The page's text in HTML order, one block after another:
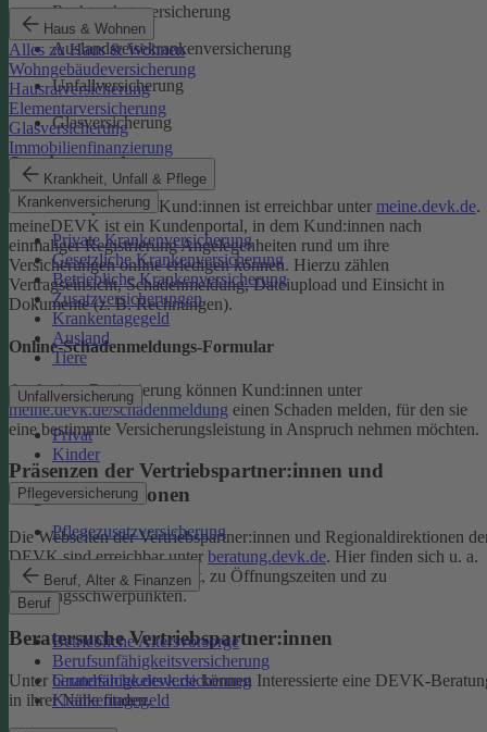
Haus & Wohnen
Alles zu Haus & Wohnen
Wohngebäudeversicherung
Hausratversicherung
Elementarversicherung
Glasversicherung
Immobilienfinanzierung
Krankheit, Unfall & Pflege
Krankenversicherung
Private Krankenversicherung
Gesetzliche Krankenversicherung
Betriebliche Krankenversicherung
Zusatzversicherungen
Krankentagegeld
Ausland
Tiere
Unfallversicherung
Privat
Kinder
Pflegeversicherung
Pflegezusatzversicherung
Beruf, Alter & Finanzen
Beruf
Betriebliche Altersvorsorge
Berufsunfähigkeitsversicherung
Grundfähigkeitsversicherung
Krankentagegeld
Rechtsschutzversicherung
Auslandsreisekrankenversicherung
Unfallversicherung
Glasversicherung
Serviceportal
Das Serviceportal für Kund:innen ist erreichbar unter meine.devk.de.
meineDEVK ist ein Kundenportal, in dem Kund:innen nach
einmaliger Registrierung Angelegenheiten rund um ihre
Versicherungen online erledigen können. Hierzu zählen
Vertragseinsicht, Schadenmeldung, Dateiupload und Einsicht in
Dokumente (z. B. Rechnungen).
Online-Schadenmeldungs-Formular
Auch ohne Registrierung können Kund:innen unter
meine.devk.de/schadenmeldung einen Schaden melden, für den sie
eine bestimmte Versicherungsleistung in Anspruch nehmen möchten.
Präsenzen der Vertriebspartner:innen und
Regionaldirektionen
Die Webseiten der Vertriebspartner:innen und Regionaldirektionen
DEVK sind erreichbar unter beratung.devk.de. Hier finden sich u. a.
Informationen zum Standort, zu Öffnungszeiten und zu
Beratungsschwerpunkten.
Beratersuche Vertriebspartner:innen
Unter beratersuche.devk.dekönnen Interessierte eine DEVK-
in ihrer Nähe finden.